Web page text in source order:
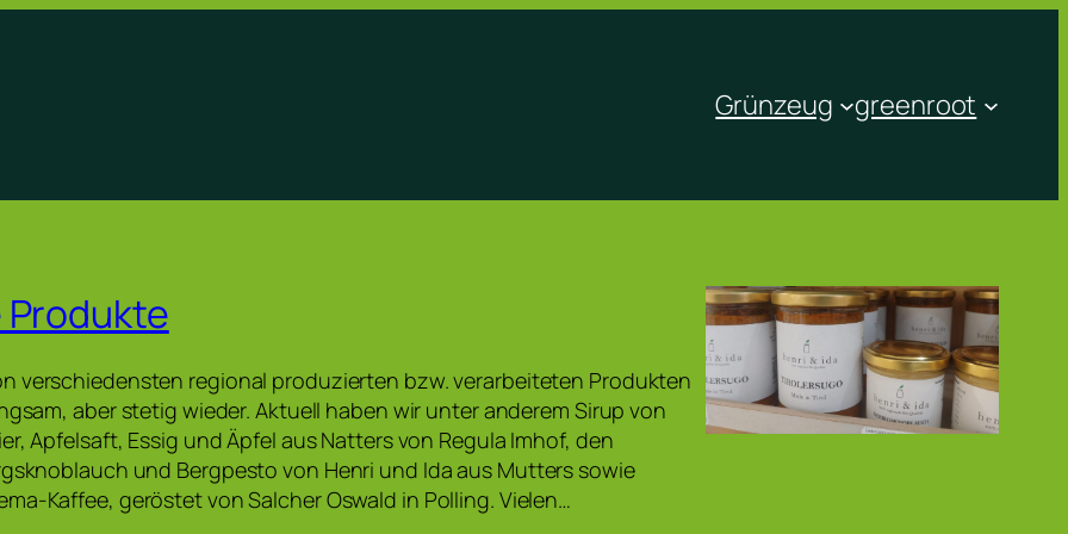
Grünzeug greenroot
Produkte
verschiedensten regional produzierten bzw. verarbeiteten Produkten
aber stetig wieder. Aktuell haben wir unter anderem Sirup von
Apfelsaft, Essig und Äpfel aus Natters von Regula Imhof, den
und Bergpesto von Henri und Ida aus Mutters sowie
Kaffee, geröstet von Salcher Oswald in Polling. Vielen…